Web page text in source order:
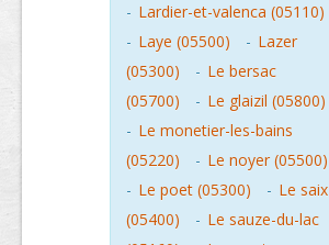
- Lardier-et-valenca (05110)
- Laye (05500) - Lazer
(05300)
- Le bersac
(05700)
- Le glaizil (05800)
- Le monetier-les-bains
(05220)
- Le noyer (05500)
- Le poet (05300) - Le saix
(05400)
- Le sauze-du-lac